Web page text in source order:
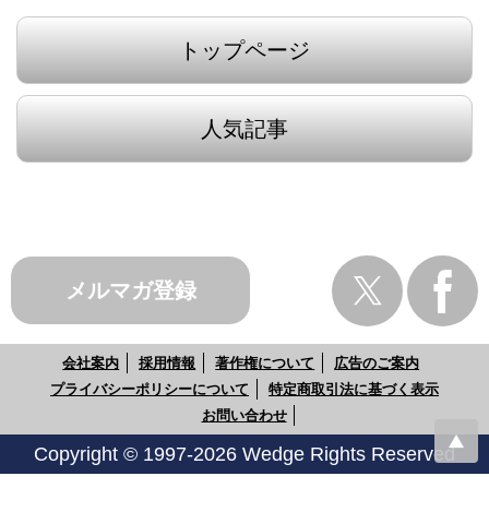
トップページ
人気記事
メルマガ登録
会社案内 採用情報 著作権について
広告のご案内
プライバシーポリシーについて
特定商取引法に基づく表示
お問い合わせ
Copyright © 1997-2026 Wedge Rights Reserved